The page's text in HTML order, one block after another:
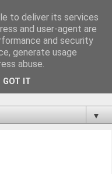
de nous faire
la par des moyens
qu'on remplisse nos
▼
to deliver its services
and user-agent are
and security
generate usage
abuse.
GOT IT